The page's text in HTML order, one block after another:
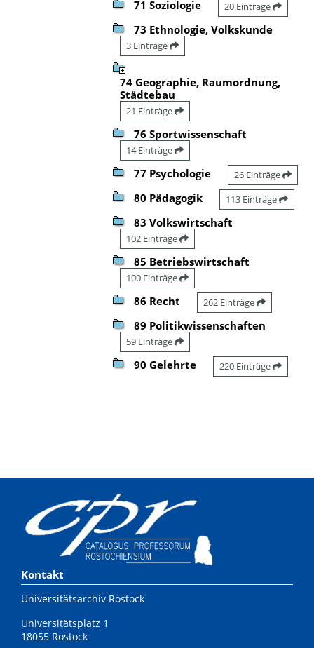
71 Soziologie 20 Einträge
73 Ethnologie, Volkskunde
3 Einträge
74 Geographie, Raumordnung,
Städtebau
21 Einträge
76 Sportwissenschaft
14 Einträge
77 Psychologie 26 Einträge
80 Pädagogik 113 Einträge
83 Volkswirtschaft
102 Einträge
85 Betriebswirtschaft
100 Einträge
86 Recht 262 Einträge
89 Politikwissenschaften
59 Einträge
90 Gelehrte 220 Einträge
Kontakt
Universitätsarchiv Rostock
Universitätsplatz 1
18055 Rostock